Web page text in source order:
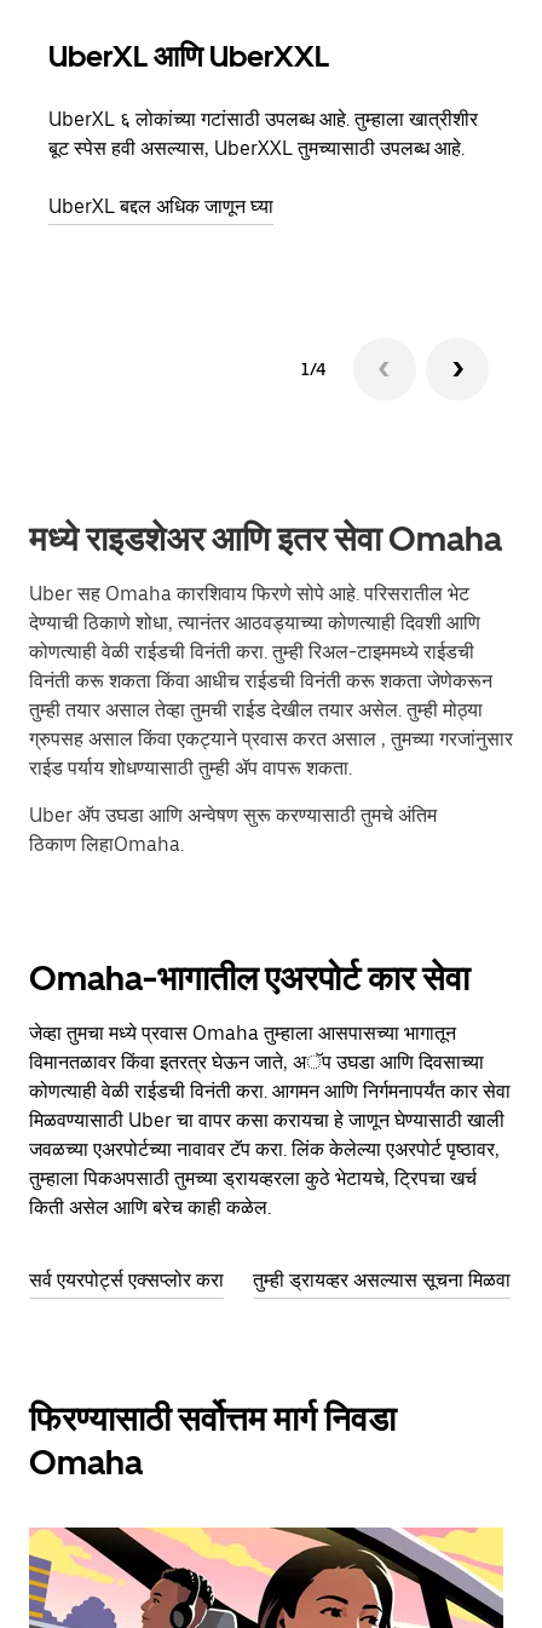
UberXL आणि UberXXL
UberXL ६ लोकांच्या गटांसाठी उपलब्ध आहे. तुम्हाला खात्रीशीर
बूट स्पेस हवी असल्यास, UberXXL तुमच्यासाठी उपलब्ध आहे.
UberXL बद्दल अधिक जाणून घ्या
1/4
मध्ये राइडशेअर आणि इतर सेवा Omaha
Uber सह Omaha कारशिवाय फिरणे सोपे आहे. परिसरातील भेट
देण्याची ठिकाणे शोधा, त्यानंतर आठवड्याच्या कोणत्याही दिवशी आणि
कोणत्याही वेळी राईडची विनंती करा. तुम्ही रिअल-टाइममध्ये राईडची
विनंती करू शकता किंवा आधीच राईडची विनंती करू शकता जेणेकरून
तुम्ही तयार असाल तेव्हा तुमची राईड देखील तयार असेल. तुम्ही मोठ्या
ग्रुपसह असाल किंवा एकट्याने प्रवास करत असाल , तुमच्या गरजांनुसार
राईड पर्याय शोधण्यासाठी तुम्ही ॲप वापरू शकता.
Uber अ‍ॅप उघडा आणि अन्वेषण सुरू करण्यासाठी तुमचे अंतिम
ठिकाण लिहाOmaha.
Omaha-भागातील एअरपोर्ट कार सेवा
जेव्हा तुमचा मध्ये प्रवास Omaha तुम्हाला आसपासच्या भागातून
विमानतळावर किंवा इतरत्र घेऊन जाते, अॅप उघडा आणि दिवसाच्या
कोणत्याही वेळी राईडची विनंती करा. आगमन आणि निर्गमनापर्यंत कार सेवा
मिळवण्यासाठी Uber चा वापर कसा करायचा हे जाणून घेण्यासाठी खाली
जवळच्या एअरपोर्टच्या नावावर टॅप करा. लिंक केलेल्या एअरपोर्ट पृष्ठावर,
तुम्हाला पिकअपसाठी तुमच्या ड्रायव्हरला कुठे भेटायचे, ट्रिपचा खर्च
किती असेल आणि बरेच काही कळेल.
सर्व एयरपोर्ट्स एक्सप्लोर करा तुम्ही ड्रायव्हर असल्यास सूचना मिळवा
फिरण्यासाठी सर्वोत्तम मार्ग निवडा
Omaha